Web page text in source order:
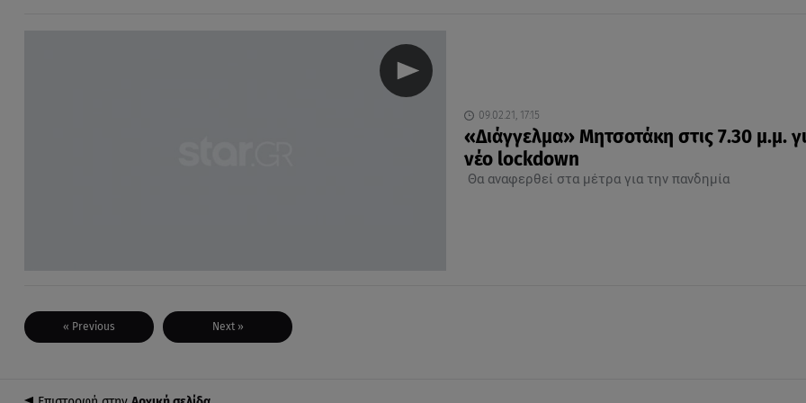
09.02.21, 17:15
«Διάγγελμα» Μητσοτάκη στις 7.30 μ.μ.
νέο lockdown
Θα αναφερθεί στα μέτρα για την πανδημία
« Previous Next »